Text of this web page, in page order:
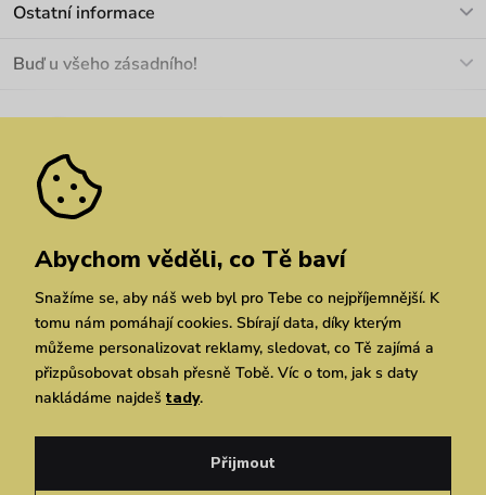
Materiály a údržba
Pozáruční opravy
Ostatní informace
Velkoobchod
We Care
Dárkové poukazy
Vuchlook
Prodejny
Praha Chrudim Brno
Buď u všeho zásadního!
Zásady ochrany osobních údajů
Simplia.cz
Abychom věděli, co Tě baví
Snažíme se, aby náš web byl pro Tebe co nejpříjemnější. K
tomu nám pomáhají cookies. Sbírají data, díky kterým
můžeme personalizovat reklamy, sledovat, co Tě zajímá a
přizpůsobovat obsah přesně Tobě. Víc o tom, jak s daty
nakládáme najdeš tady.
Přijmout